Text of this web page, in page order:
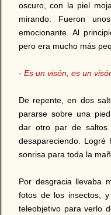
oscuro, con la piel
mirando. Fueron
emocionante. Al
pero era mucho más
- Es un visón, es un
De repente, en dos
pararse sobre una
dar otro par de
desapareciendo.
sonrisa para toda la
Por desgracia llevaba
fotos de los insectos,
teleobjetivo para verlo